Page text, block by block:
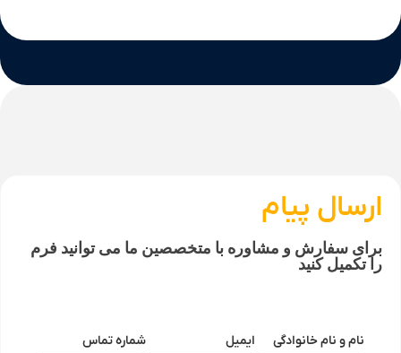
پیام
سفارش و مشاوره با متخصصین ما می توانید فرم
کنید
و نام خانوادگی ایمیل شماره تماس